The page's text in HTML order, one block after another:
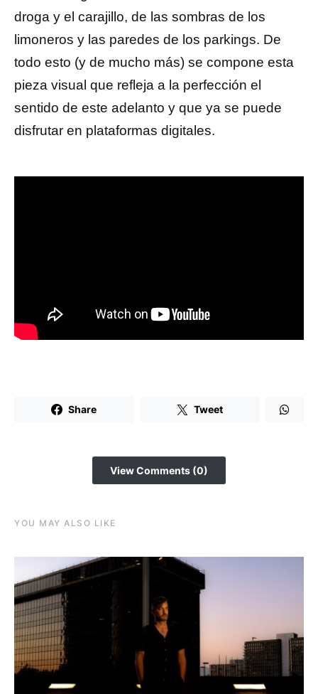
droga y el carajillo, de las sombras de los
limoneros y las paredes de los parkings. De
todo esto (y de mucho más) se compone esta
pieza visual que refleja a la perfección el
sentido de este adelanto y que ya se puede
disfrutar en plataformas digitales.
Share Tweet
View Comments (0)
YOU MAY ALSO LIKE